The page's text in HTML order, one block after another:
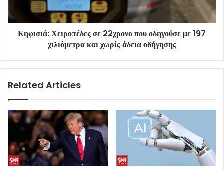
Κηφισιά: Χειροπέδες σε 22χρονο που οδηγούσε με 197
χιλιόμετρα και χωρίς άδεια οδήγησης
Related Articles